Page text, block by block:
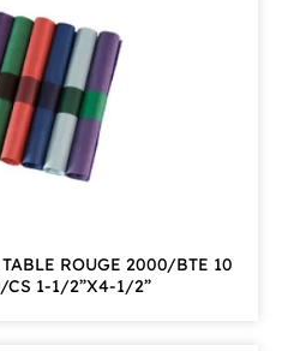
ROUGE 2000/BTE 10
CS 1-1/2”X4-1/2”